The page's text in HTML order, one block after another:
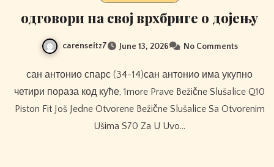
одговори на свој врхбриге о дојењу
carenseitz7 June 13, 2026 No Comments
сан антонио спарс (34-14)сан антонио има укупно
четири пораза код куће, 1more Prave Bežične Slušalice Q10
Piston Fit Još Jedne Otvorene Bežične Slušalice Sa Otvorenim
Ušima S70 Za U Uvo…